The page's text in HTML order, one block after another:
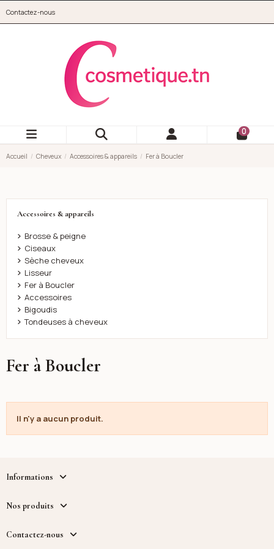
Contactez-nous
0
Accueil Cheveux Accessoires & appareils Fer à Boucler
Fer à Boucler
Il n'y a aucun produit.
Accessoires & appareils
Brosse & peigne
Ciseaux
Sèche cheveux
Lisseur
Fer à Boucler
Accessoires
Bigoudis
Tondeuses à cheveux
Informations
Nos produits
Contactez-nous